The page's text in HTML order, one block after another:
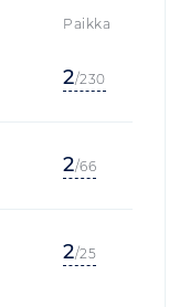
Paikka
2/230
2/66
2/25